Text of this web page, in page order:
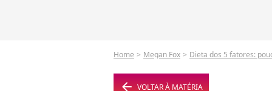
Home Megan Fox Dieta dos 5 fatores:
arrow_left VOLTAR À MATÉRIA